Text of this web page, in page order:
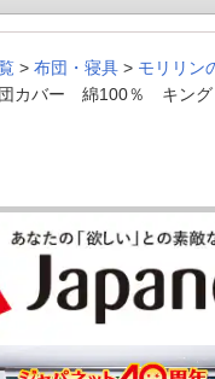
> 布団・寝具 > モリリン
カバー 綿100％ キン